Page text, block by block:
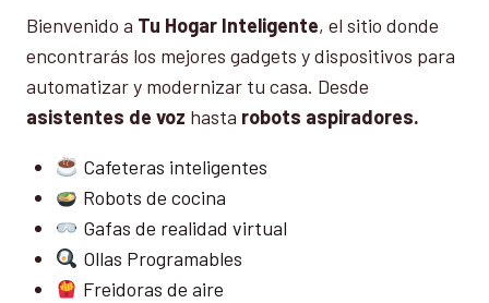
Bienvenido a Tu Hogar Inteligente, el sitio donde
encontrarás los mejores gadgets y dispositivos para
automatizar y modernizar tu casa. Desde
asistentes de voz hasta robots aspiradores.
Cafeteras inteligentes
Robots de cocina
Gafas de realidad virtual
Ollas Programables
Freidoras de aire